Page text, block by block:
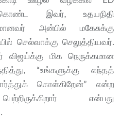
இவர், உதயநிதி
அன்பில் மகேசுக்கு
செல்வாக்கு செலுத்தியவர்.
மிக நெருக்கமான
“உங்களுக்கு எந்தத்
கொள்கிறேன்” என்ற
என்பது